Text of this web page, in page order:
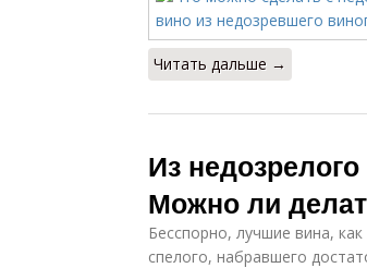
Читать дальше →
Из
Можно ли
Бесспорно, лучшие вина,
спелого, набравшего